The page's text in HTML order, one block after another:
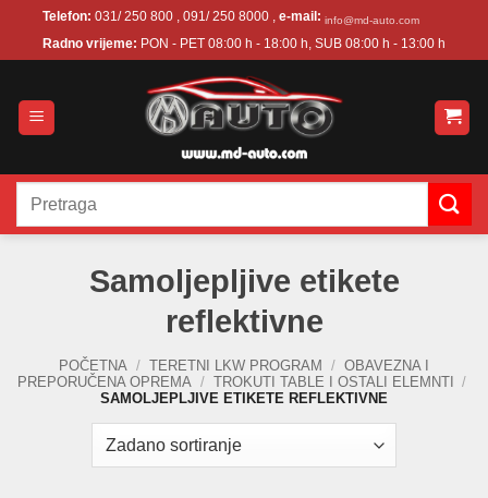
Telefon: 031/ 250 800 , 091/ 250 8000 , e-mail: info@md-auto.com
Radno vrijeme: PON - PET 08:00 h - 18:00 h, SUB 08:00 h - 13:00 h
Pretraži:
Samoljepljive etikete
reflektivne
POČETNA / TERETNI LKW PROGRAM / OBAVEZNA I
PREPORUČENA OPREMA / TROKUTI TABLE I OSTALI ELEMNTI
/
SAMOLJEPLJIVE ETIKETE REFLEKTIVNE